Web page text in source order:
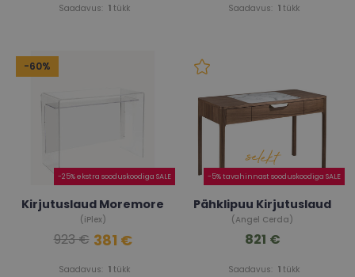
Saadavus: 1tükk Saadavus: 1tükk
-60%
-25% ekstra sooduskoodiga SALE
Kirjutuslaud Moremore
(iPlex)
Saadavus: 1tükk
923 € 381 €
-5% tavahinnast sooduskoodiga SALE
Pähklipuu Kirjutuslaud
(Angel Cerda)
Saadavus: 1tükk
821 €